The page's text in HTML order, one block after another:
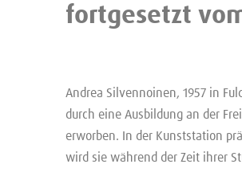
fortgesetzt
Andrea Silvennoinen, 1957 in
durch eine Ausbildung an der
erworben. In der Kunststation
wird sie während der Zeit ihrer